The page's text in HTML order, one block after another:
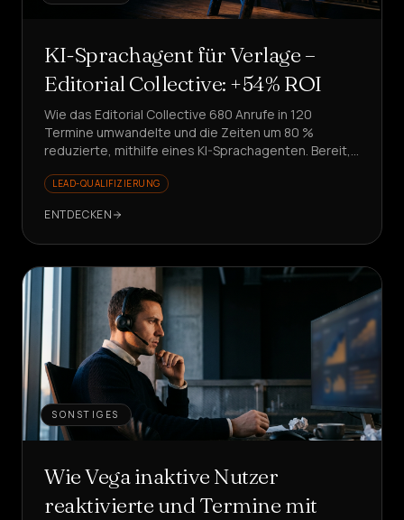
KI-Sprachagent für Verlage –
Editorial Collective: +54% ROI
Wie das Editorial Collective 680 Anrufe in 120
Termine umwandelte und die Zeiten um 80 %
reduzierte, mithilfe eines KI-Sprachagenten. Bereit,
LEAD-QUALIFIZIERUNG
ENTDECKEN
SONSTIGES
Wie Vega inaktive Nutzer
reaktivierte und Termine mit